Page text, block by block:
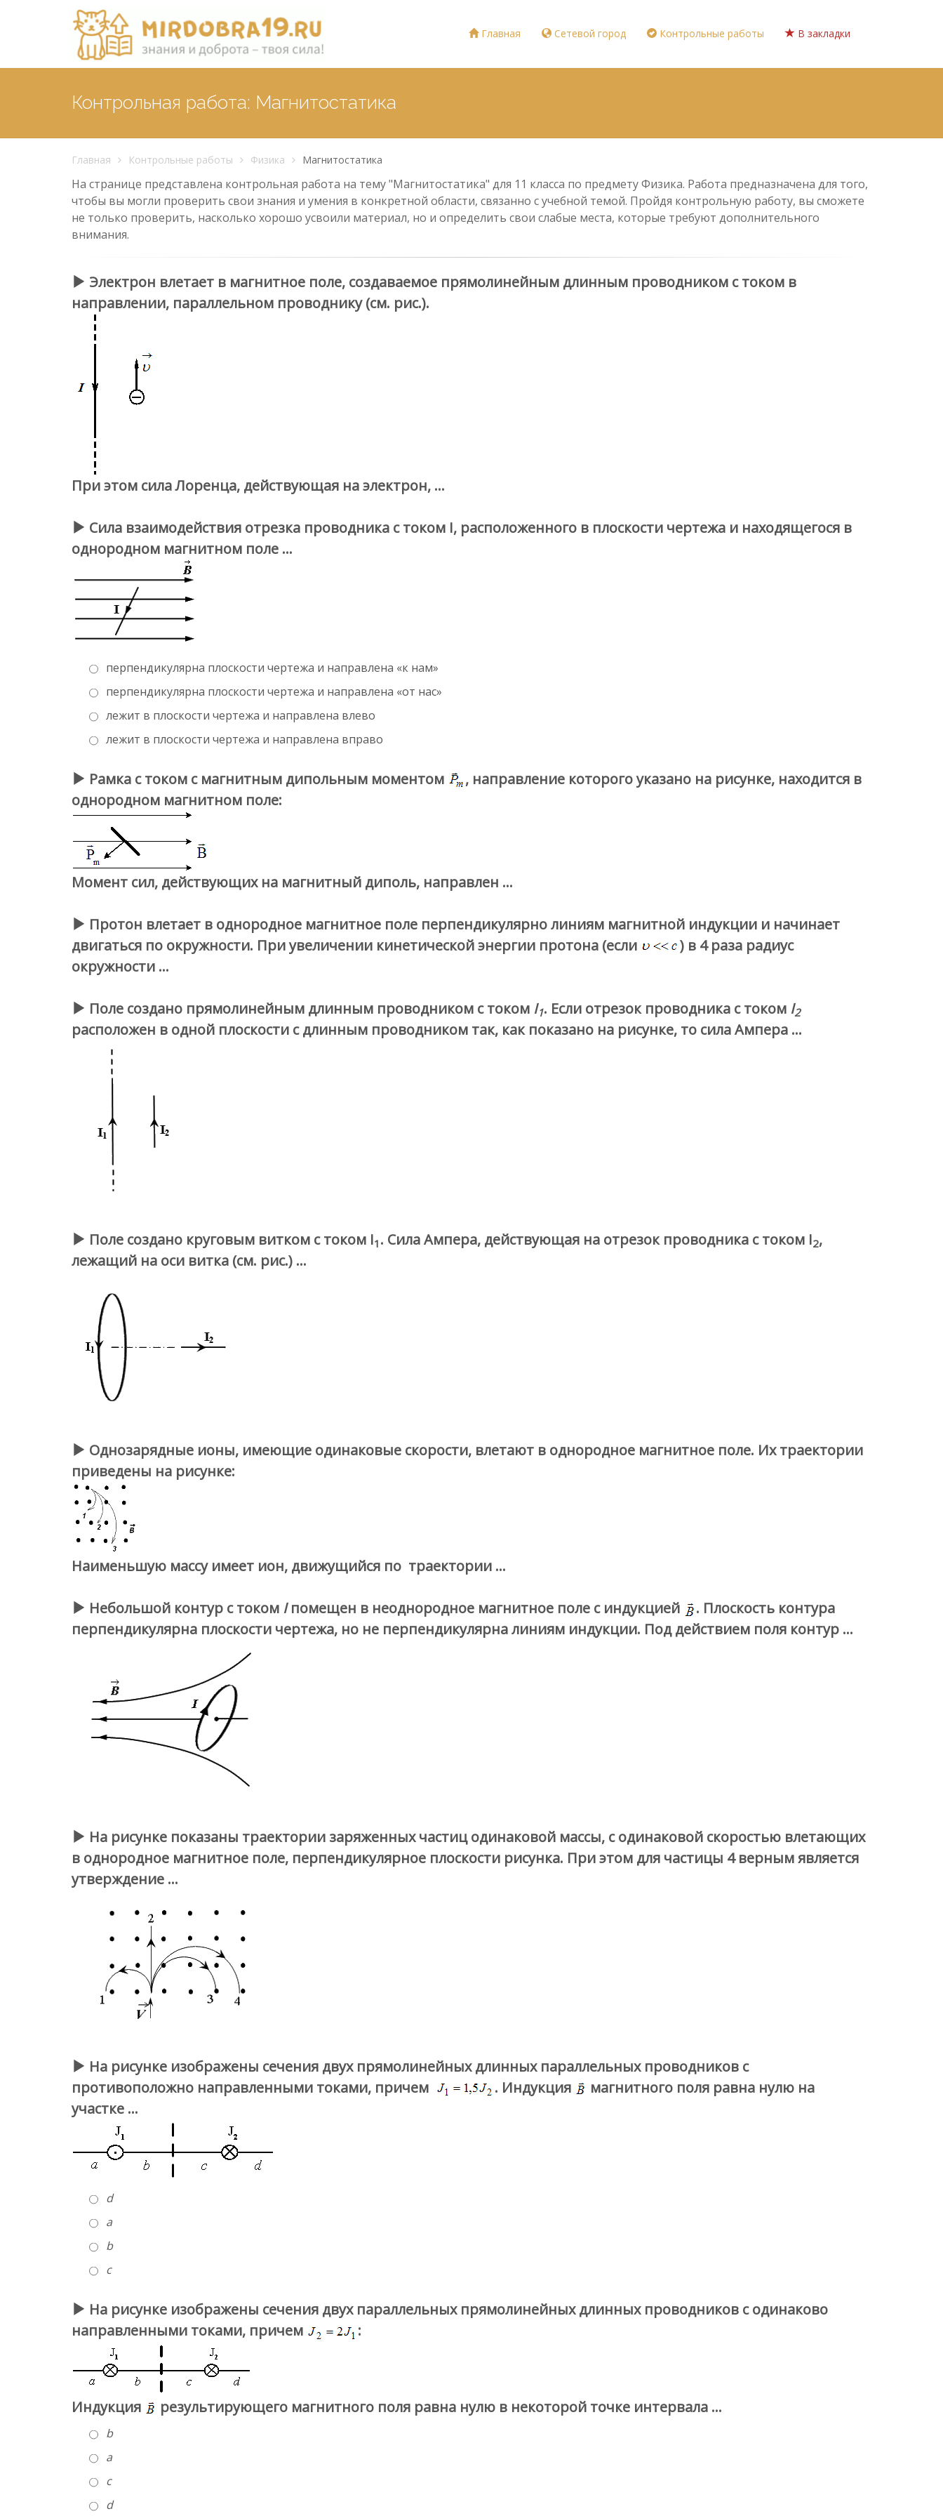
Главная Сетевой город Контрольные работы В закладки
Контрольная работа: Магнитостатика
Главная Контрольные работы Физика Магнитостатика
На странице представлена контрольная работа на тему "Магнитостатика" для 11 класса по предмету Физика. Работа предназначена для того,
чтобы вы могли проверить свои знания и умения в конкретной области, связанно с учебной темой. Пройдя контрольную работу, вы сможете
не только проверить, насколько хорошо усвоили материал, но и определить свои слабые места, которые требуют дополнительного
внимания.
Электрон влетает в магнитное поле, создаваемое прямолинейным длинным проводником с током в
направлении, параллельном проводнику (см. рис.).
При этом сила Лоренца, действующая на электрон, …
Сила взаимодействия отрезка проводника с током I, расположенного в плоскости чертежа и находящегося в
однородном магнитном поле …
перпендикулярна плоскости чертежа и направлена «к нам»
перпендикулярна плоскости чертежа и направлена «от нас»
лежит в плоскости чертежа и направлена влево
лежит в плоскости чертежа и направлена вправо
Рамка с током с магнитным дипольным моментом
, направление которого указано на рисунке, находится в
однородном магнитном поле:
Момент сил, действующих на магнитный диполь, направлен …
Протон влетает в однородное магнитное поле перпендикулярно линиям магнитной индукции и начинает
двигаться по окружности. При увеличении кинетической энергии протона (если
) в 4 раза радиус
окружности …
Поле создано прямолинейным длинным проводником с током I1. Если отрезок проводника с током I2
расположен в одной плоскости с длинным проводником так, как показано на рисунке, то сила Ампера …
Поле создано круговым витком с током I1 . Сила Ампера, действующая на отрезок проводника с током I2,
лежащий на оси витка (см. рис.) …
Однозарядные ионы, имеющие одинаковые скорости, влетают в однородное магнитное поле. Их траектории
приведены на рисунке:
Наименьшую массу имеет ион, движущийся по траектории …
Небольшой контур с током Iпомещен в неоднородное магнитное поле с индукцией
. Плоскость контура
перпендикулярна плоскости чертежа, но не перпендикулярна линиям индукции. Под действием поля контур …
На рисунке показаны траектории заряженных частиц одинаковой массы, с одинаковой скоростью влетающих
в однородное магнитное поле, перпендикулярное плоскости рисунка. При этом для частицы 4 верным является
утверждение …
На рисунке изображены сечения двух прямолинейных длинных параллельных проводников с
противоположно направленными токами, причем
. Индукция
магнитного поля равна нулю на
участке …
d
а
b
c
На рисунке изображены сечения двух параллельных прямолинейных длинных проводников с одинаково
направленными токами, причем
:
Индукция результирующего магнитного поля равна нулю в некоторой точке интервала …
b
a
c
d